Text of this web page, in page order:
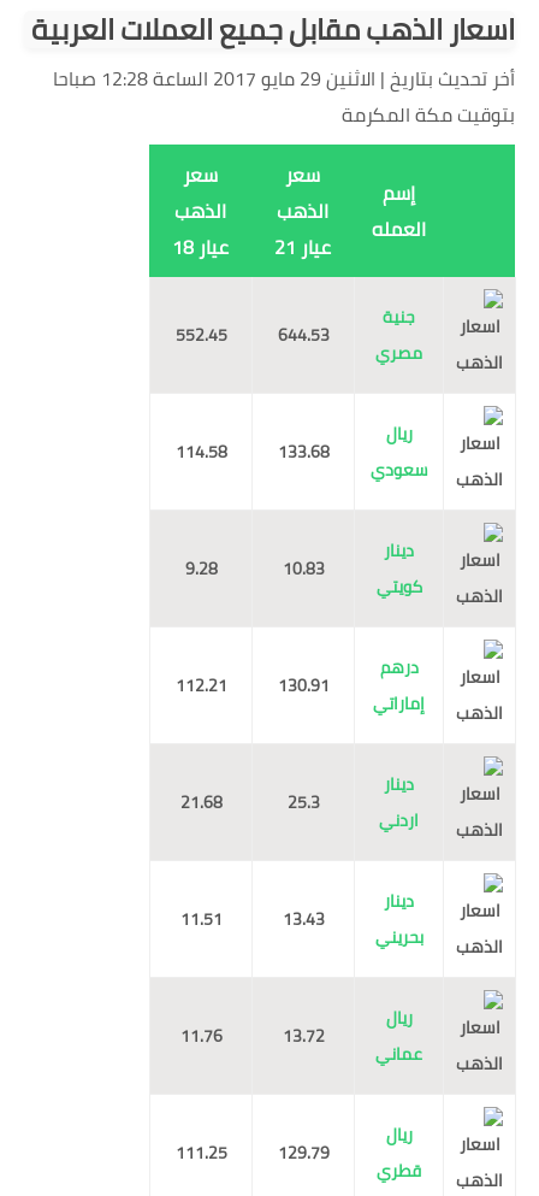
اسعار الذهب مقابل جميع العملات العربية
أخر تحديث بتاريخ | الاثنين 29 مايو 2017 الساعة 12:28 صباحا
بتوقيت مكة المكرمة
إسم
العمله
سعر
الذهب
عيار 21
سعر
الذهب
عيار 18
جنية
مصري
644.53
552.45
ريال
سعودي
133.68
114.58
دينار
كويتي
10.83
9.28
درهم
إماراتي
130.91
112.21
دينار
اردني
25.3
21.68
دينار
بحريني
13.43
11.51
ريال
عماني
13.72
11.76
ريال
قطري
129.79
111.25